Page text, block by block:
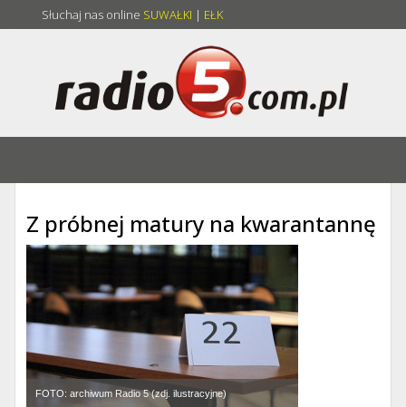
Słuchaj nas online SUWAŁKI | EŁK
Z próbnej matury na kwarantannę
FOTO: archiwum Radio 5 (zdj. ilustracyjne)